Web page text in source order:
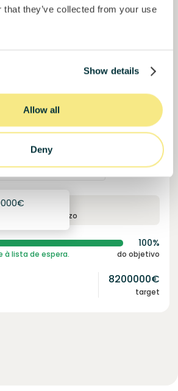
that they’ve collected from your use
Show details
Allow all
Deny
uma empresa automóvel
Energia sustentável
prazo
€
100%
à lista de espera. do objetivo
8200000€
target